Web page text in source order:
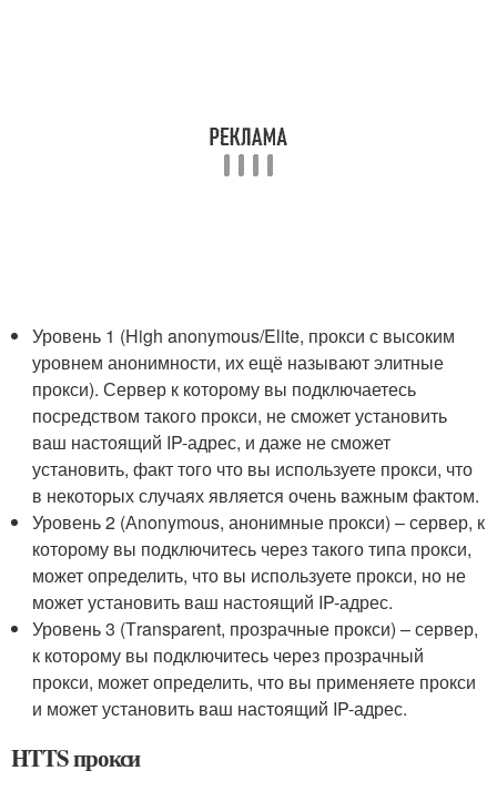
Уровень 1 (High anonymous/Elite, прокси с высоким
уровнем анонимности, их ещё называют элитные
прокси). Сервер к которому вы подключаетесь
посредством такого прокси, не сможет установить
ваш настоящий IP-адрес, и даже не сможет
установить, факт того что вы используете прокси, что
в некоторых случаях является очень важным фактом.
Уровень 2 (Аnonymous, анонимные прокси) – сервер, к
которому вы подключитесь через такого типа прокси,
может определить, что вы используете прокси, но не
может установить ваш настоящий IP-адрес.
Уровень 3 (Тransparent, прозрачные прокси) – сервер,
к которому вы подключитесь через прозрачный
прокси, может определить, что вы применяете прокси
и может установить ваш настоящий IP-адрес.
HTTS прокси